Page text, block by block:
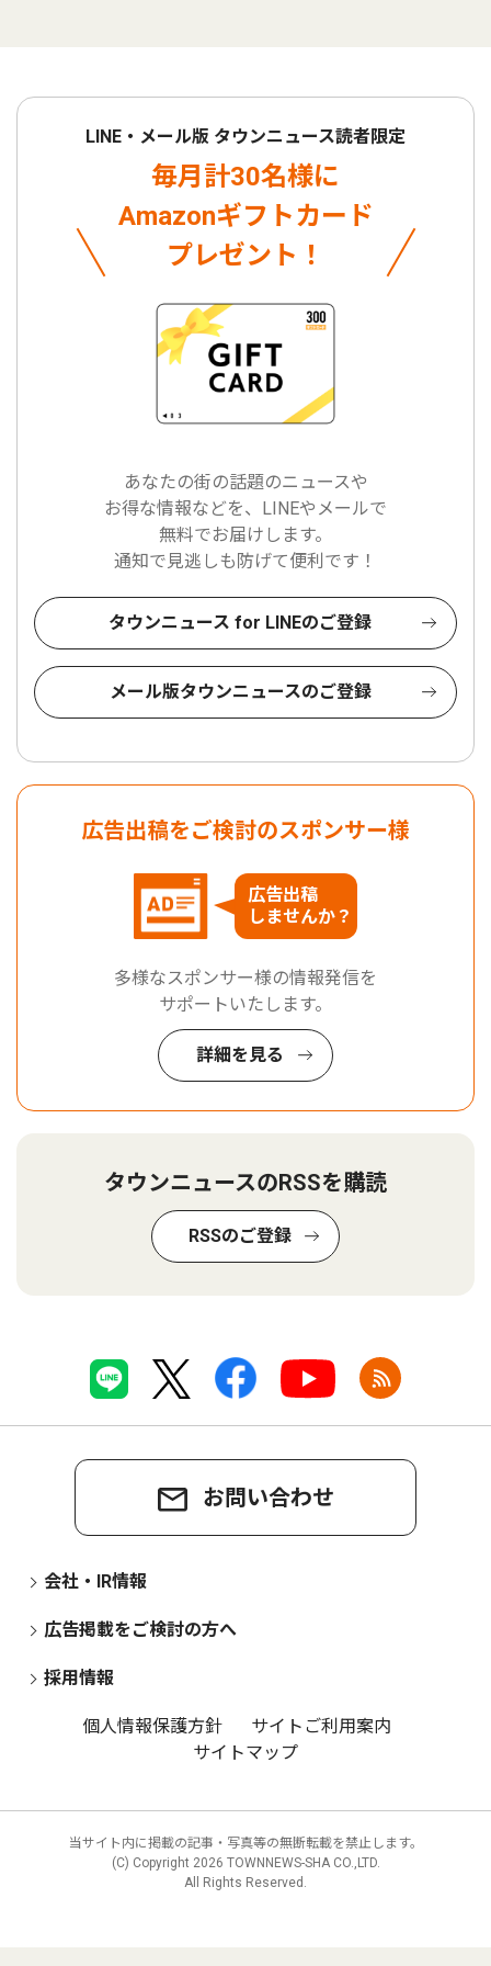
LINE・メール版 タウンニュース読者限定
毎月計30名様に
Amazonギフトカード
プレゼント！
あなたの街の話題のニュースや
お得な情報などを、LINEやメールで
無料でお届けします。
通知で見逃しも防げて便利です！
タウンニュース for LINEのご登録
メール版タウンニュースのご登録
広告出稿をご検討のスポンサー様
広告出稿
しませんか？
多様なスポンサー様の情報発信を
サポートいたします。
詳細を見る
タウンニュースのRSSを購読
RSSのご登録
お問い合わせ
会社・IR情報
広告掲載をご検討の方へ
採用情報
個人情報保護方針
サイトご利用案内
サイトマップ
当サイト内に掲載の記事・写真等の無断転載を禁止します。
(C) Copyright 2026 TOWNNEWS-SHA CO.,LTD.
All Rights Reserved.